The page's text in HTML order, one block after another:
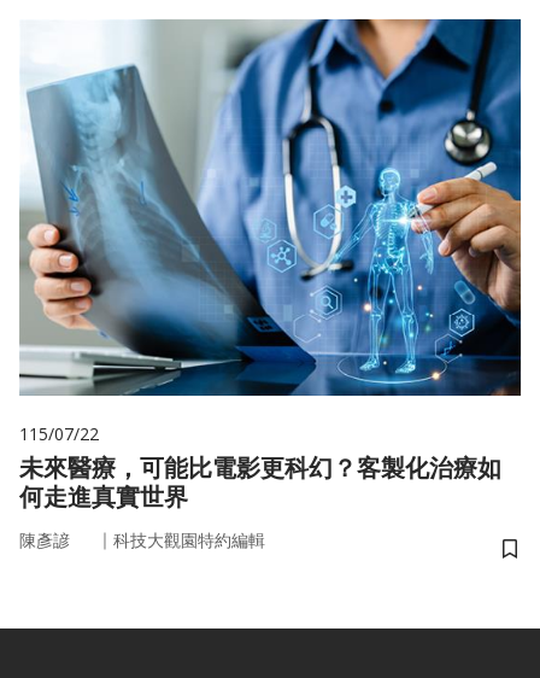
115/07/22
未來醫療，可能比電影更科幻？客製化治療如
何走進真實世界
陳彥諺 ｜ 科技大觀園特約編輯
儲